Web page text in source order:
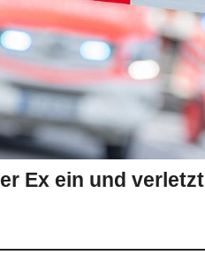
Ex ein und verletzt